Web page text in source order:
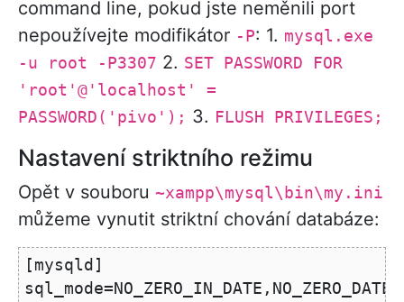
command line, pokud jste neměnili port
nepoužívejte modifikátor -P: 1. mysql.exe
-u root -P3307 2. SET PASSWORD FOR
'root'@'localhost' =
PASSWORD('pivo'); 3. FLUSH PRIVILEGES;
Nastavení striktního režimu
Opět v souboru ~xampp\mysql\bin\my.ini
můžeme vynutit striktní chování databáze:
[mysqld]